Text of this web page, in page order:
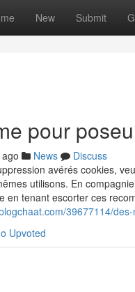
New Submit
pour
News
Discuss
avérés cookies,
utilisons. En
en tenant escorter ces
39677114/
Upvoted